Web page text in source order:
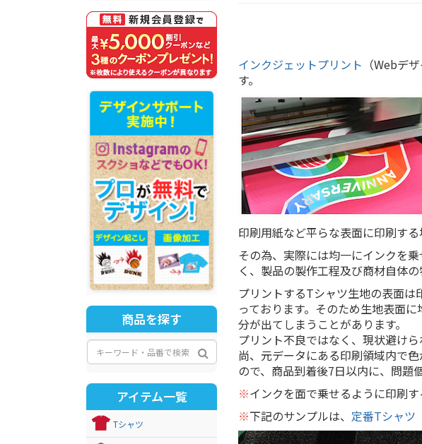
インクジェットプリント （Webデ
す。
印刷用紙など平らな表面に印刷す
その為、実際には均一にインクを
く、製品の製作工程及び商材自体
プリントするTシャツ生地の表面
っております。そのため生地表面
分が出てしまうことがあります。
プリント不良ではなく、現状避け
尚、元データにある印刷領域内で
ので、商品到着後7日以内に、問題
※インクを面で乗せるように印刷す
※下記のサンプルは、 定番Tシャツ
商品を探す
アイテム一覧
Tシャツ